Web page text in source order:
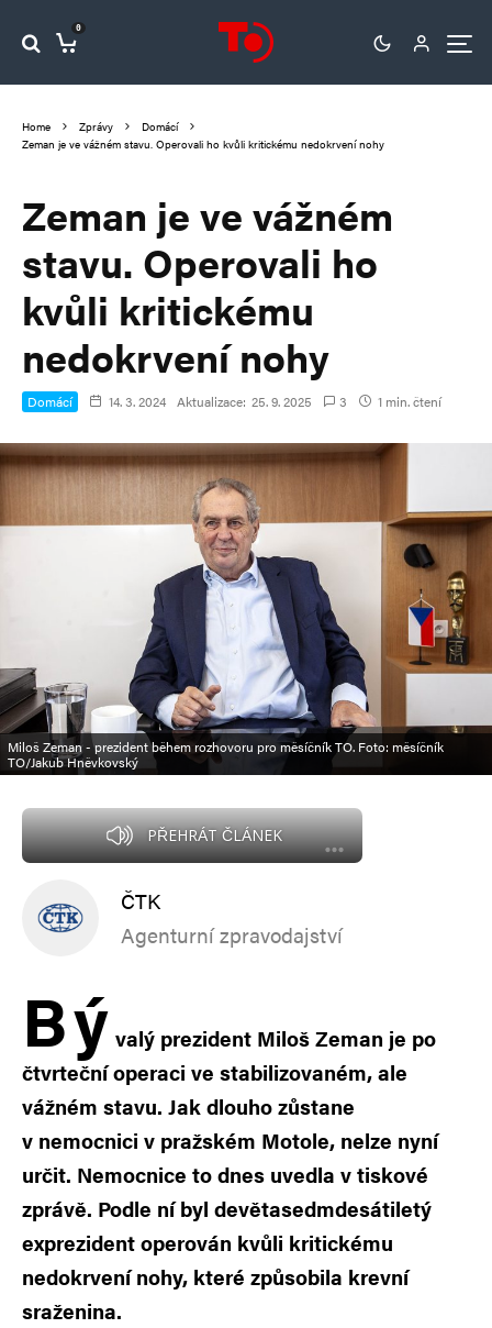
0
Home Zprávy
Domácí
Zeman je ve vážném stavu. Operovali ho kvůli kritickému nedokrvení nohy
Zeman je ve vážném
stavu. Operovali ho
kvůli kritickému
nedokrvení nohy
Domácí 14. 3. 2024 Aktualizace: 25. 9. 2025 3 1 min. čtení
Miloš Zeman - prezident během rozhovoru pro měsíčník TO. Foto: měsíčník
TO/Jakub Hněvkovský
PŘEHRÁT ČLÁNEK
ČTK
Agenturní zpravodajství
Bý valý prezident Miloš Zeman je po
čtvrteční operaci ve stabilizovaném, ale
vážném stavu. Jak dlouho zůstane
v nemocnici v pražském Motole, nelze nyní
určit. Nemocnice to dnes uvedla v tiskové
zprávě. Podle ní byl devětasedmdesátiletý
exprezident operován kvůli kritickému
nedokrvení nohy, které způsobila krevní
sraženina.